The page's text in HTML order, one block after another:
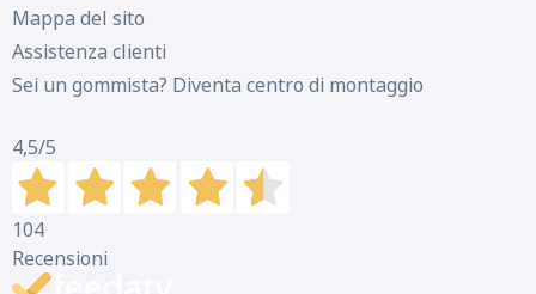
Mappa del sito
Assistenza clienti
Sei un gommista? Diventa centro di montaggio
4,5/5
104
Recensioni